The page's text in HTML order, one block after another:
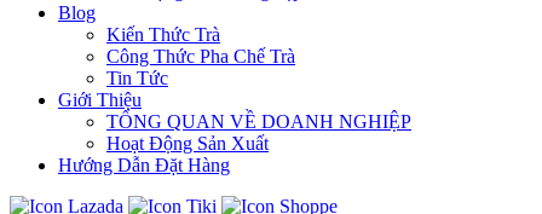
Blog
Kiến Thức Trà
Công Thức Pha Chế Trà
Tin Tức
Giới Thiệu
TỔNG QUAN VỀ DOANH NGHIỆP
Hoạt Động Sản Xuất
Hướng Dẫn Đặt Hàng